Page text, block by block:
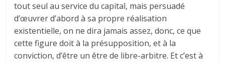
tout seul au service du capital, mais persuadé
d’œuvrer d’abord à sa propre réalisation
existentielle, on ne dira jamais assez, donc, ce que
cette figure doit à la présupposition, et à la
conviction, d’être un être de libre-arbitre. Et c’est à